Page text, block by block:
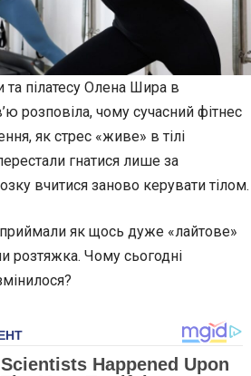
та пілатесу Олена Шира в
розповіла, чому сучасний фітнес
як стрес «живе» в тілі
гнатися лише за
вчитися заново керувати тілом.
як щось дуже «лайтове»
розтяжка. Чому сьогодні